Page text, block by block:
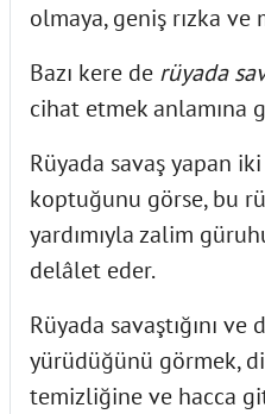
olmaya, geniş rızka
Bazı kere de rüyada
cihat etmek anlamına
Rüyada savaş yapan
koptuğunu görse, bu
yardımıyla zalim
delâlet eder.
Rüyada savaştığını ve
yürüdüğünü görmek,
temizliğine ve hacca